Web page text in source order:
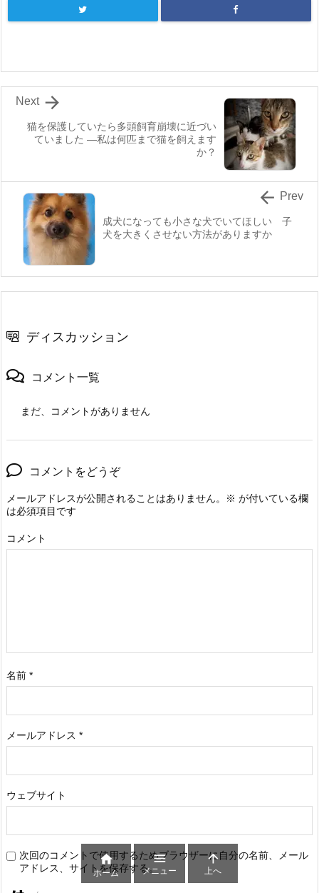
猫を保護していたら多頭飼育崩壊に近づい
ていました ―私は何匹まで猫を飼えます
か？

Next
成犬になっても小さな犬でいてほしい 子
犬を大きくさせない方法がありますか
 Prev
ディスカッション
コメント一覧
まだ、コメントがありません
コメントをどうぞ
メールアドレスが公開されることはありません。 ※ が付いている欄
は必須項目です
コメント
名前 *
メールアドレス *
ウェブサイト
次回のコメントで使用するためブラウザーに自分の名前、メール
アドレス、サイトを保存する。

ホーム

メニュー

上へ